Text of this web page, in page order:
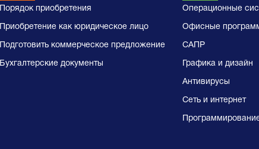
Порядок приобретения
Приобретение как юридическое лицо
Подготовить коммерческое предложение
Бухгалтерские документы
Операционные
Офисные
САПР
Графика и дизайн
Антивирусы
Сеть и интернет